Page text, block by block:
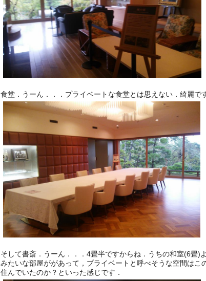
食堂．うーん．．．プライベートな食堂とは思えない．綺麗で
そして書斎．うーん．．．4畳半ですからね．うちの和室(6畳)
みたいな部屋ががあって，プライベートと呼べそうな空間はこ
住んでいたのか？といった感じです．